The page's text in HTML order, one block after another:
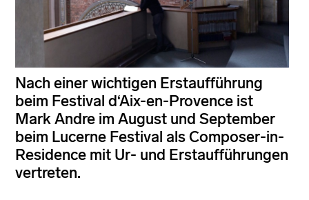
Nach einer wichtigen Erstaufführung
beim Festival d‘Aix-en-Provence ist
Mark Andre im August und September
beim Lucerne Festival als Composer-in-
Residence mit Ur- und Erstaufführungen
vertreten.